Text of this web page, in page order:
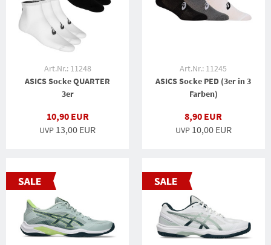
Art.Nr.: 11248
ASICS Socke QUARTER
3er
10,90 EUR
UVP 13,00 EUR
Art.Nr.: 11245
ASICS Socke PED (3er in 3
Farben)
8,90 EUR
UVP 10,00 EUR